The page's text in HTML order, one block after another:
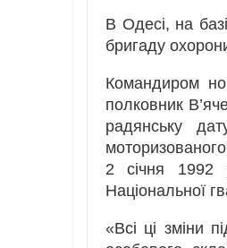
В Одесі, на
бригаду
Командиром
полковник
радянську
2 січня 1992
Національної
«Всі ці зміни